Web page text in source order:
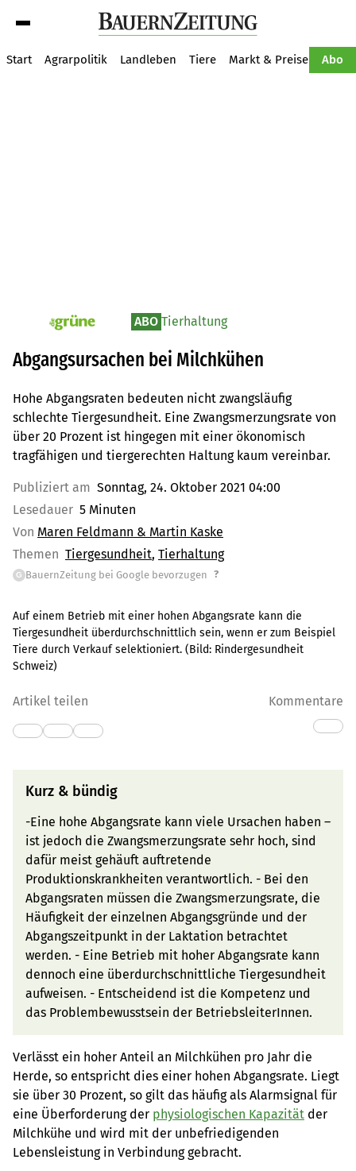
Start Agrarpolitik Landleben Tiere Markt & Preise Abo
pv_die-grune-online ABO Tierhaltung
Abgangsursachen bei Milchkühen
Hohe Abgangsraten bedeuten nicht zwangsläufig
schlechte Tiergesundheit. Eine Zwangsmerzungsrate von
über 20 Prozent ist hingegen mit einer ökonomisch
tragfähigen und tiergerechten Haltung kaum vereinbar.
Publiziert am Sonntag, 24. Oktober 2021 04:00
Lesedauer 5 Minuten
Von Maren Feldmann & Martin Kaske
Themen Tiergesundheit Tierhaltung
G BauernZeitung bei Google bevorzugen ?
Auf einem Betrieb mit einer hohen Abgangsrate kann die
Tiergesundheit überdurchschnittlich sein, wenn er zum Beispiel
Tiere durch Verkauf selektioniert. (Bild: Rindergesundheit
Schweiz)
Artikel teilen Kommentare
Kurz & bündig
-Eine hohe Abgangsrate kann viele Ursachen haben –
ist jedoch die Zwangsmerzungsrate sehr hoch, sind
dafür meist gehäuft auftretende
Produktionskrankheiten verantwortlich. - Bei den
Abgangsraten müssen die Zwangsmerzungsrate, die
Häufigkeit der einzelnen Abgangsgründe und der
Abgangszeitpunkt in der Laktation betrachtet
werden. - Eine Betrieb mit hoher Abgangsrate kann
dennoch eine überdurchschnittliche Tiergesundheit
aufweisen. - Entscheidend ist die Kompetenz und
das Problembewusstsein der BetriebsleiterInnen.
Verlässt ein hoher Anteil an Milchkühen pro Jahr die
Herde, so entspricht dies einer hohen Abgangsrate. Liegt
sie über 30 Prozent, so gilt das häufig als Alarmsignal für
eine Überforderung der physiologischen Kapazität der
Milchkühe und wird mit der unbefriedigenden
Lebensleistung in Verbindung gebracht.